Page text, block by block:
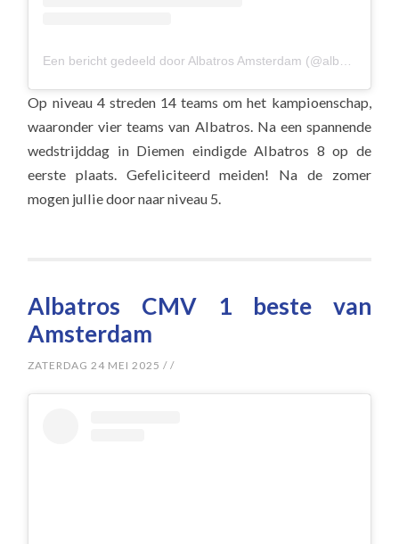
Op niveau 4 streden 14 teams om het kampioenschap,
waaronder vier teams van Albatros. Na een spannende
wedstrijddag in Diemen eindigde Albatros 8 op de
eerste plaats. Gefeliciteerd meiden! Na de zomer
mogen jullie door naar niveau 5.
Albatros CMV 1 beste van
Amsterdam
ZATERDAG 24 MEI 2025 //